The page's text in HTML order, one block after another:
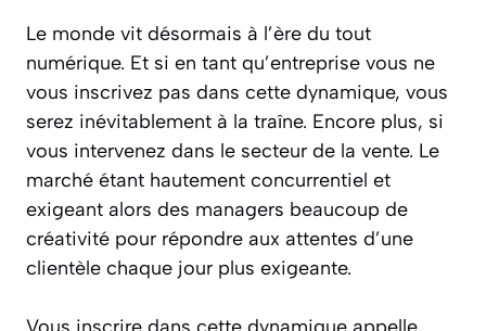
Le monde vit désormais à l’ère du tout
numérique. Et si en tant qu’entreprise vous ne
vous inscrivez pas dans cette dynamique, vous
serez inévitablement à la traîne. Encore plus, si
vous intervenez dans le secteur de la vente. Le
marché étant hautement concurrentiel et
exigeant alors des managers beaucoup de
créativité pour répondre aux attentes d’une
clientèle chaque jour plus exigeante.